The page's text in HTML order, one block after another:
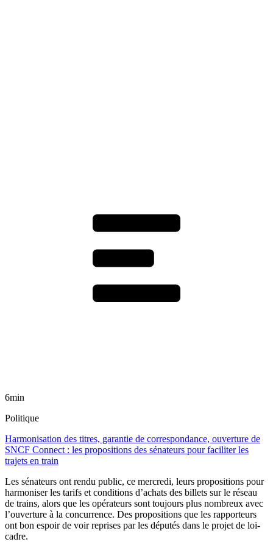
6min
Politique
Harmonisation des titres, garantie de correspondance, ouverture de
SNCF Connect : les propositions des sénateurs pour faciliter les
trajets en train
Les sénateurs ont rendu public, ce mercredi, leurs propositions pour
harmoniser les tarifs et conditions d’achats des billets sur le réseau
de trains, alors que les opérateurs sont toujours plus nombreux avec
l’ouverture à la concurrence. Des propositions que les rapporteurs
ont bon espoir de voir reprises par les députés dans le projet de loi-
cadre.